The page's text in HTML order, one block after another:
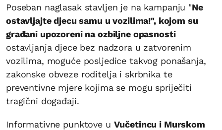
Poseban naglasak stavljen je na kampanju "Ne
ostavljajte djecu samu u vozilima!", kojom su
građani upozoreni na ozbiljne opasnosti
ostavljanja djece bez nadzora u zatvorenim
vozilima, moguće posljedice takvog ponašanja,
zakonske obveze roditelja i skrbnika te
preventivne mjere kojima se mogu spriječiti
tragični događaji.
Informativne punktove u Vučetincu i Murskom